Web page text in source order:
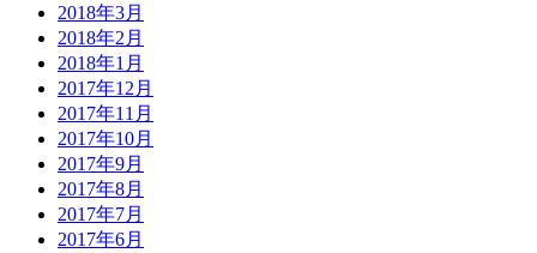
2018年3月
2018年2月
2018年1月
2017年12月
2017年11月
2017年10月
2017年9月
2017年8月
2017年7月
2017年6月